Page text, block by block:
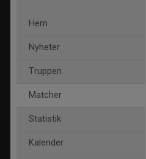
Hem
Nyheter
Truppen
Matcher
Statistik
Kalender